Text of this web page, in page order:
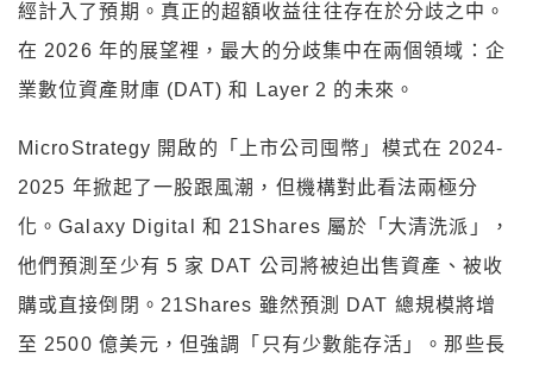
經計入了預期。真正的超額收益往往存在於分歧之中。
在 2026 年的展望裡，最大的分歧集中在兩個領域：企
業數位資產財庫 (DAT) 和 Layer 2 的未來。
MicroStrategy 開啟的「上市公司囤幣」模式在 2024-
2025 年掀起了一股跟風潮，但機構對此看法兩極分
化。Galaxy Digital 和 21Shares 屬於「大清洗派」，
他們預測至少有 5 家 DAT 公司將被迫出售資產、被收
購或直接倒閉。21Shares 雖然預測 DAT 總規模將增
至 2500 億美元，但強調「只有少數能存活」。那些長